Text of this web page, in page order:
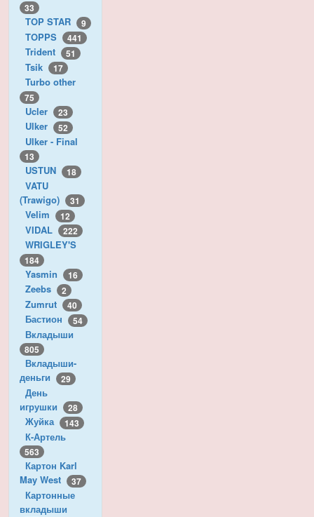
33
TOP STAR 9
TOPPS 441
Trident 51
Tsik 17
Turbo other
75
Ucler 23
Ulker 52
Ulker - Final
13
USTUN 18
VATU
(Trawigo)
31
Velim 12
VIDAL 222
WRIGLEY'S
184
Yasmin 16
Zeebs 2
Zumrut 40
Бастион 54
Вкладыши
805
Вкладыши-
деньги
29
День
игрушки
28
Жуйка 143
К-Артель
563
Картон Karl
May West
37
Картонные
вкладыши